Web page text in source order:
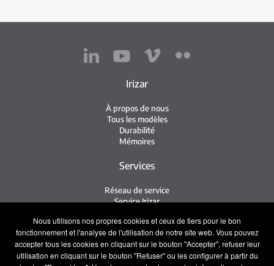
Nous utilisons nos propres cookies et ceux de tiers pour le bon
fonctionnement et l'analyse de l'utilisation de notre site web. Vous pouvez
accepter tous les cookies en cliquant sur le bouton "Accepter", refuser leur
utilisation en cliquant sur le bouton "Refuser" ou les configurer à partir du
Irizar
À propos de nous
Tous les modèles
Durabilité
Mémoires
Services
Réseau de service
Service Irizar
Usés
Contact